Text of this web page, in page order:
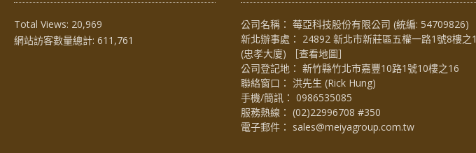
Total Views: 20,969
網站訪客數量總計: 611,761
公司名稱： 莓亞科技股份有限公司 (統編: 54709826)
新北辦事處： 24892 新北市新莊區五權一路1號8樓之1
(忠孝大廈) ［查看地圖］
公司登記地： 新竹縣竹北市嘉豐10路1號10樓之16
聯絡窗口： 洪先生 (Rick Hung)
手機/簡訊： 0986535085
服務熱線： (02)22996708 #350
電子郵件： sales@meiyagroup.com.tw